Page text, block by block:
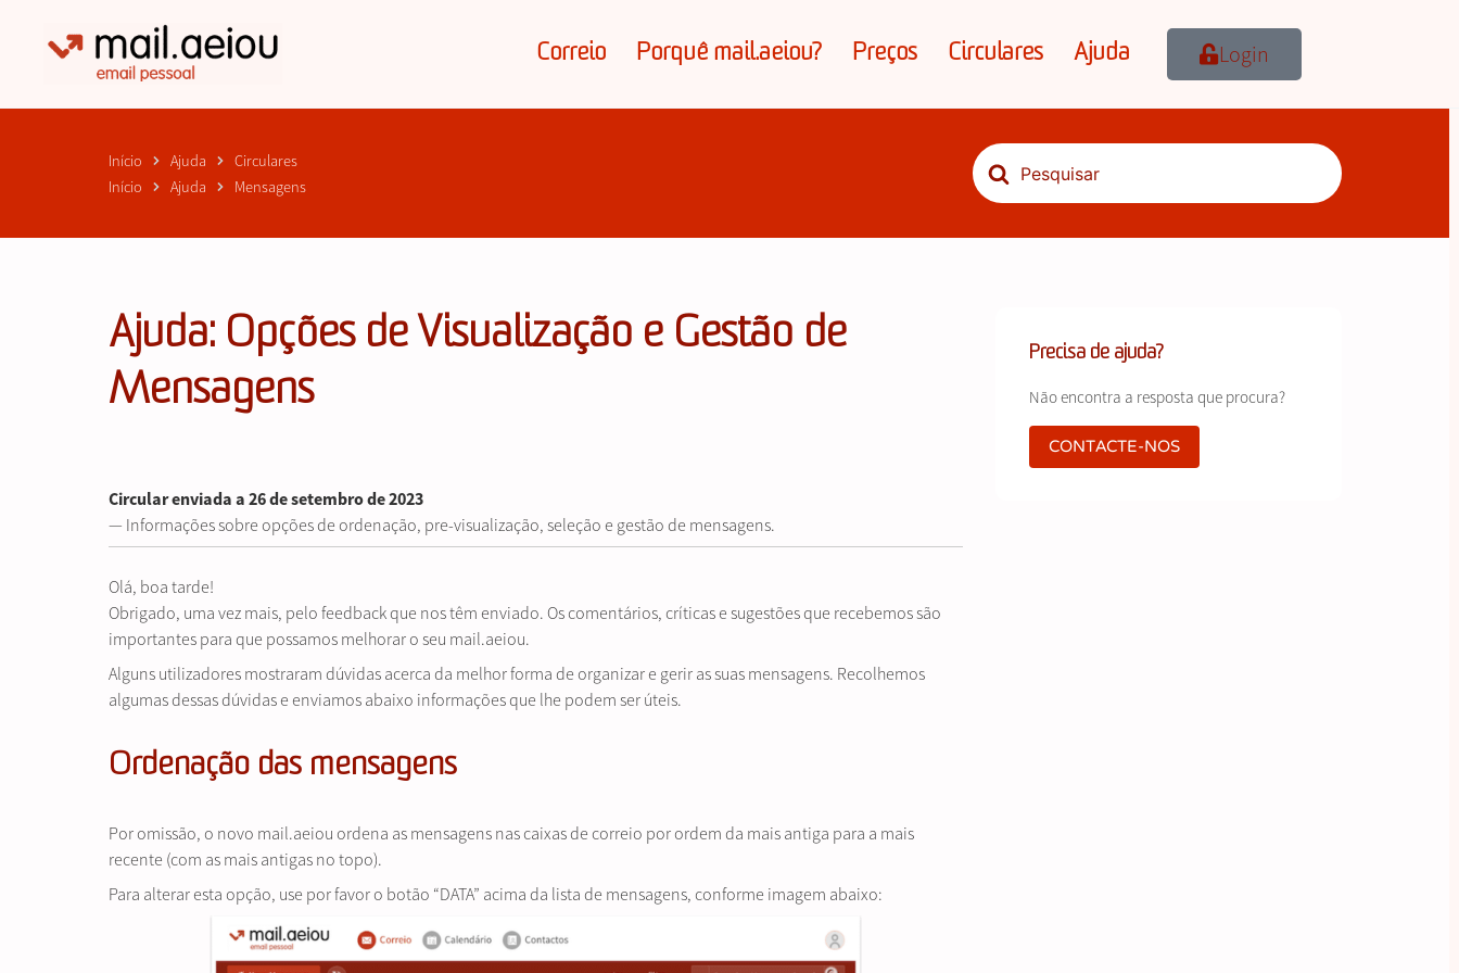
Correio Porquê mail.aeiou? Preços Circulares Ajuda Login
Procurar
por
Início Ajuda
Circulares
Início
Ajuda Mensagens
Ajuda: Opções de Visualização e Gestão de
Mensagens
Circular enviada a 26 de setembro de 2023
— Informações sobre opções de ordenação, pre-visualização, seleção e gestão de mensagens.
Olá, boa tarde!
Obrigado, uma vez mais, pelo feedback que nos têm enviado. Os comentários, críticas e sugestões que recebemos são
importantes para que possamos melhorar o seu mail.aeiou.
Alguns utilizadores mostraram dúvidas acerca da melhor forma de organizar e gerir as suas mensagens. Recolhemos
algumas dessas dúvidas e enviamos abaixo informações que lhe podem ser úteis.
Ordenação das mensagens
Por omissão, o novo mail.aeiou ordena as mensagens nas caixas de correio por ordem da mais antiga para a mais
recente (com as mais antigas no topo).
Para alterar esta opção, use por favor o botão “DATA” acima da lista de mensagens, conforme imagem abaixo:
Precisa de ajuda?
Não encontra a resposta que procura?
CONTACTE-NOS